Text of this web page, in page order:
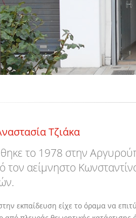
Τζιάκα
το 1978 στην
αείμνηστο
εκπαίδευση είχε το όραμα να